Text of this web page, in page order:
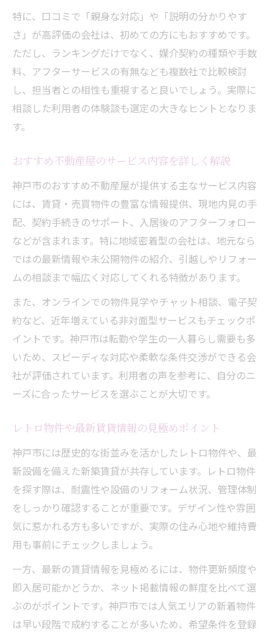
特に、口コミで「親身な対応」や「説明の分かりやす
さ」が高評価の会社は、初めての方にもおすすめです。
ただし、ランキングだけでなく、媒介契約の種類や手数
料、アフターサービスの有無なども複数社で比較検討
し、担当者との相性も重視すると良いでしょう。実際に
相談した利用者の体験談も選定の大きなヒントとなりま
す。
おすすめ不動産屋のサービス内容を詳しく解説
神戸市のおすすめ不動産屋が提供する主なサービス内容
には、賃貸・売買物件の豊富な情報提供、現地内見の手
配、契約手続きのサポート、入居後のアフターフォロー
などが含まれます。特に地域密着型の会社は、地元なら
ではの最新情報や未公開物件の紹介、引越しやリフォー
ムの相談まで幅広く対応してくれる特徴があります。
また、オンラインでの物件見学やチャット相談、電子契
約など、近年増えている非対面型サービスもチェックポ
イントです。神戸市は転勤や学生の一人暮らし需要も多
いため、スピーディな対応や柔軟な条件交渉ができる会
社が評価されています。利用者の声を参考に、自分のニ
ーズに合ったサービスを選ぶことが大切です。
レトロ物件や最新賃貸情報の見極めポイント
神戸市には歴史的な街並みを活かしたレトロ物件や、最
新設備を備えた新築賃貸が共存しています。レトロ物件
を探す際は、耐震性や設備のリフォーム状況、管理体制
をしっかり確認することが重要です。デザイン性や雰囲
気に惹かれる方も多いですが、実際の住み心地や維持費
用も事前にチェックしましょう。
一方、最新の賃貸情報を見極めるには、物件更新頻度や
即入居可能かどうか、ネット掲載情報の鮮度を比べて選
ぶのがポイントです。神戸市では人気エリアの新着物件
は早い段階で成約することが多いため、希望条件を登録